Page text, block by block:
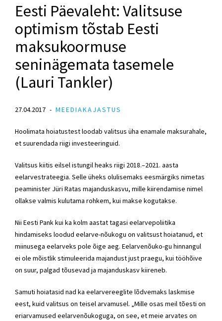
Eesti Päevaleht: Valitsuse
optimism tõstab Eesti
maksukoormuse
seninägemata tasemele
(Lauri Tankler)
27.04.2017 MEEDIAKAJASTUS
Hoolimata hoiatustest loodab valitsus üha enamale maksurahale,
et suurendada riigi investeeringuid.
Valitsus kiitis eilsel istungil heaks riigi 2018.–2021. aasta
eelarvestrateegia. Selle üheks olulisemaks eesmärgiks nimetas
peaminister Jüri Ratas majanduskasvu, mille kiirendamise nimel
ollakse valmis kulutama rohkem, kui makse kogutakse.
Nii Eesti Pank kui ka kolm aastat tagasi eelarvepoliitika
hindamiseks loodud eelarve-nõukogu on valitsust hoiatanud, et
miinusega eelarveks pole õige aeg. Eelarvenõuko-gu hinnangul
ei ole mõistlik stimuleerida majandust just praegu, kui tööhõive
on suur, palgad tõusevad ja majanduskasv kiireneb.
Samuti hoiatasid nad ka eelarvereeglite lõdvemaks laskmise
eest, kuid valitsus on teisel arvamusel. „Mille osas meil tõesti on
eriarvamused eelarvenõukoguga, on see, et meie arvates on